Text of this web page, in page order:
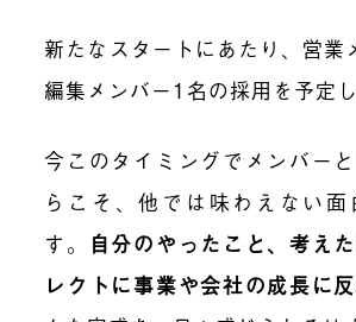
新たなスタートにあたり、営業
編集メンバー1名の採用を予定し
今このタイミングでメンバー
らこそ、他では味わえない面
す。
自分のやったこと、考え
レクトに事業や会社の成長に